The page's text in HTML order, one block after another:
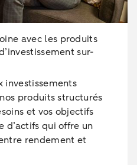
avec les produits
sur-
investissements
produits structurés
et vos objectifs
d’actifs qui offre un
rendement et